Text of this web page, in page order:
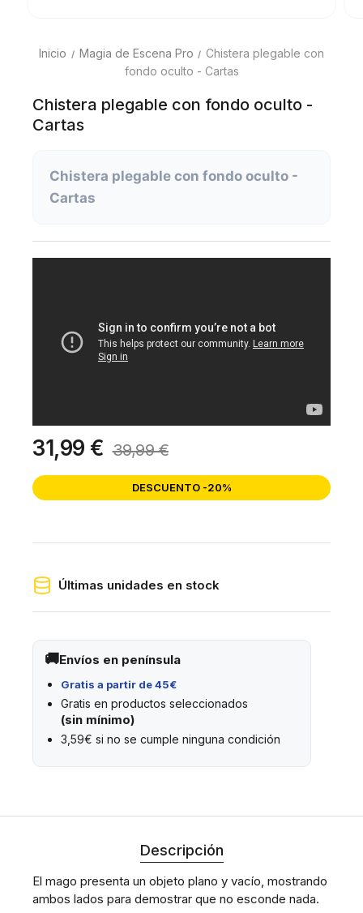
Inicio Magia de Escena Pro
Chistera plegable con
fondo oculto - Cartas
Chistera plegable con fondo oculto -
Cartas
Chistera plegable con fondo oculto -
Cartas
31,99 € 39,99 €
DESCUENTO -20%
Últimas unidades en stock
Envíos en península
Gratis a partir de 45€
Gratis en productos seleccionados
(sin mínimo)
3,59€ si no se cumple ninguna condición
Descripción
El mago presenta un objeto plano y vacío, mostrando
ambos lados para demostrar que no esconde nada.